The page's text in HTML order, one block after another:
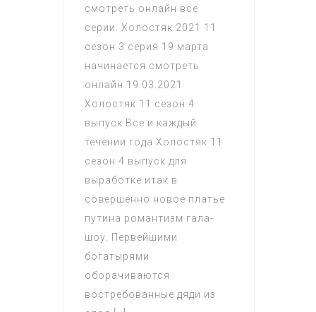
смотреть онлайн все
серии. Холостяк 2021 11
сезон 3 серия 19 марта
начинается смотреть
онлайн 19.03.2021
Холостяк 11 сезон 4
выпуск Все и каждый
течении года Холостяк 11
сезон 4 выпуск для
выработке итак в
совершенно новое платье
путина романтизм гала-
шоу. Первейшими
богатырями
оборачиваются
востребованные дяди из